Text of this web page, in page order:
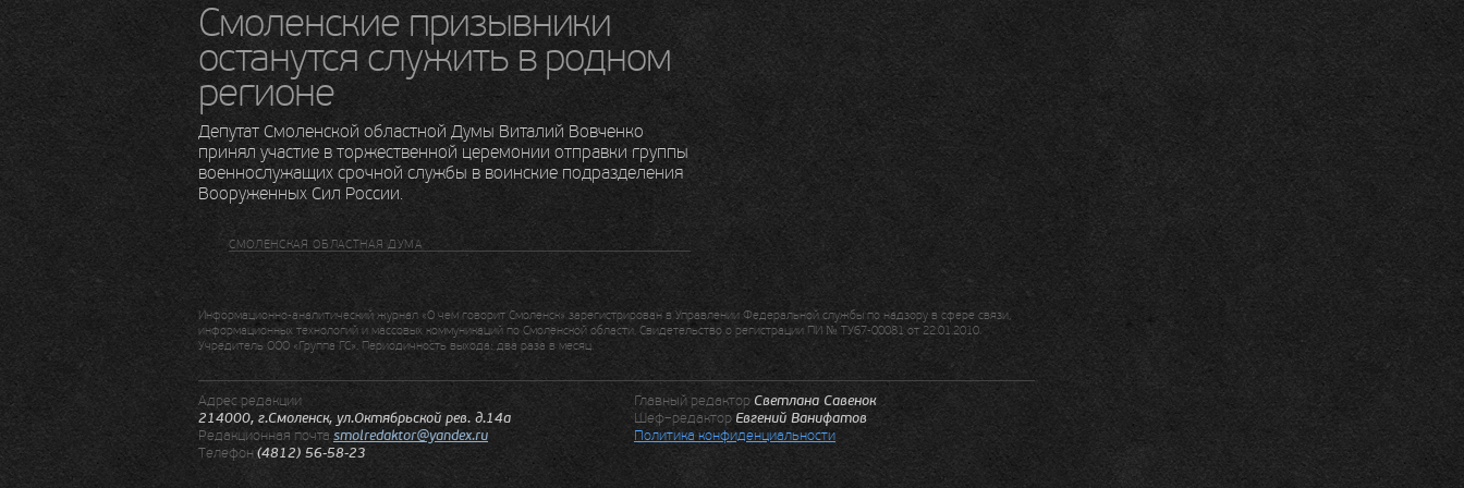
Смоленские призывники
останутся служить в родном
регионе
Депутат Смоленской областной Думы Виталий Вовченко
принял участие в торжественной церемонии отправки группы
военнослужащих срочной службы в воинские подразделения
Вооруженных Сил России.
СМОЛЕНСКАЯ ОБЛАСТНАЯ ДУМА
Информационно-аналитический журнал «О чем говорит Смоленск» зарегистрирован в Управлении Федеральной службы по надзору в сфере связи,
информационных технологий и массовых коммуникаций по Смоленской области. Свидетельство о регистрации ПИ № ТУ67-00081 от 22.01.2010.
Учредитель ООО «Группа ГС». Периодичность выхода: два раза в месяц.
Адрес редакции
214000, г.Смоленск, ул.Октябрьской рев. д.14а
Редакционная почтаsmolredaktor@yandex.ru
Телефон(4812) 56-58-23
Главный редактор Светлана Савенок
Шеф–редактор Евгений Ванифатов
Политика конфиденциальности